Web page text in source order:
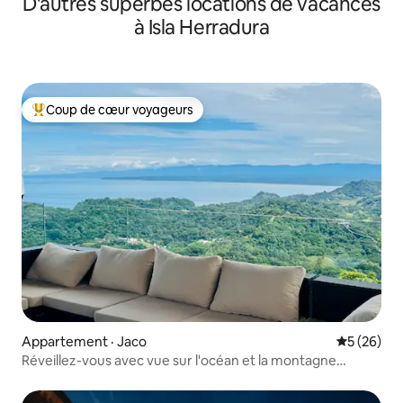
à Isla Herradura
Coup de cœur voyageurs parmi les plus aimés
Coup de cœur voyageurs
Appartement · Jaco Note
5 (26)
Réveillez-vous avec vue sur l'océan et la montagne